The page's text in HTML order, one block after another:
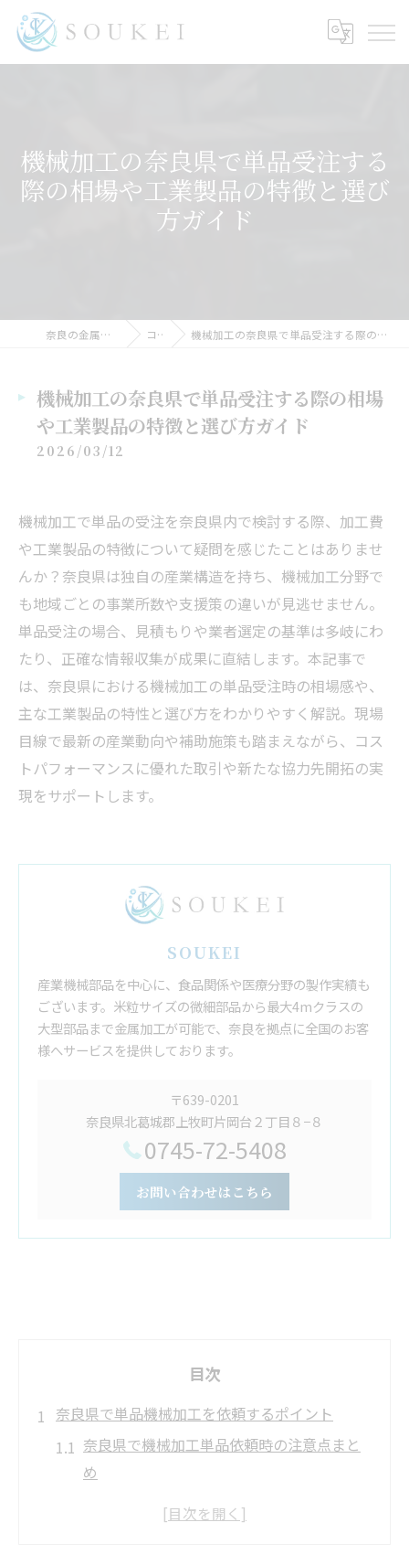
機械加工の奈良県で単品受注する
際の相場や工業製品の特徴と選び
方ガイド
奈良の金属加工ならSOUKEI コラム 機械加工の奈良県で単品受注する際の相場や工業製品の特徴と選び方ガイド
機械加工の奈良県で単品受注する際の相場
や工業製品の特徴と選び方ガイド
2026/03/12
機械加工で単品の受注を奈良県内で検討する際、加工費
や工業製品の特徴について疑問を感じたことはありませ
んか？奈良県は独自の産業構造を持ち、機械加工分野で
も地域ごとの事業所数や支援策の違いが見逃せません。
単品受注の場合、見積もりや業者選定の基準は多岐にわ
たり、正確な情報収集が成果に直結します。本記事で
は、奈良県における機械加工の単品受注時の相場感や、
主な工業製品の特性と選び方をわかりやすく解説。現場
目線で最新の産業動向や補助施策も踏まえながら、コス
トパフォーマンスに優れた取引や新たな協力先開拓の実
現をサポートします。
SOUKEI
産業機械部品を中心に、食品関係や医療分野の製作実績も
ございます。米粒サイズの微細部品から最大4mクラスの
大型部品まで金属加工が可能で、奈良を拠点に全国のお客
様へサービスを提供しております。
〒639-0201
奈良県北葛城郡上牧町片岡台２丁目８−８
0745-72-5408
お問い合わせはこちら
目次
奈良県で単品機械加工を依頼するポイント
奈良県で機械加工単品依頼時の注意点まと
め
単品機械加工の相談前に準備すべき事項